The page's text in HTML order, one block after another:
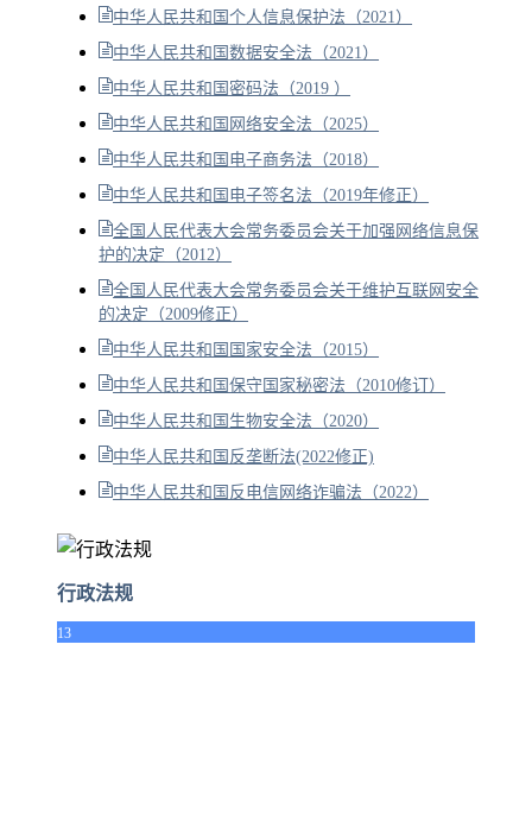
中华人民共和国个人信息保护法（2021）
中华人民共和国数据安全法（2021）
中华人民共和国密码法（2019 ）
中华人民共和国网络安全法（2025）
中华人民共和国电子商务法（2018）
中华人民共和国电子签名法（2019年修正）
全国人民代表大会常务委员会关于加强网络信息保
护的决定（2012）
全国人民代表大会常务委员会关于维护互联网安全
的决定（2009修正）
中华人民共和国国家安全法（2015）
中华人民共和国保守国家秘密法（2010修订）
中华人民共和国生物安全法（2020）
中华人民共和国反垄断法(2022修正)
中华人民共和国反电信网络诈骗法（2022）
行政法规
13